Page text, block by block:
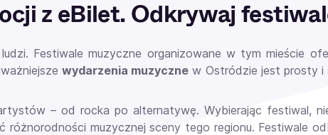
z eBilet. Odkrywaj
Festiwale muzyczne organizowane w tym mieście
wydarzenia muzyczne w Ostródzie jest prosty i
– od rocka po alternatywę. Wybierając festiwal,
muzycznej sceny tego regionu. Festiwale